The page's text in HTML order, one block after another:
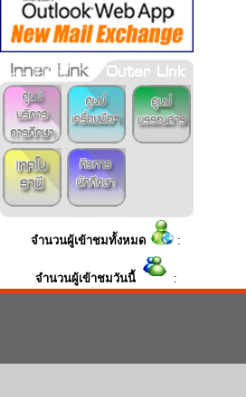
จำนวนผู้เข้าชมทั้งหมด :
จำนวนผู้เข้าชมวันนี้ :